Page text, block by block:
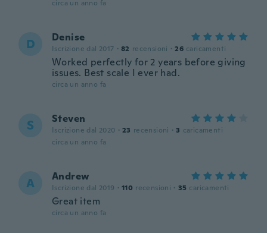
circa un anno fa
D Denise
Iscrizione dal 2017 · 82 recensioni · 26 caricamenti
Worked perfectly for 2 years before giving
issues. Best scale I ever had.
circa un anno fa
S Steven
Iscrizione dal 2020 · 23 recensioni · 3 caricamenti
circa un anno fa
A Andrew
Iscrizione dal 2019 · 110 recensioni · 35 caricamenti
Great item
circa un anno fa